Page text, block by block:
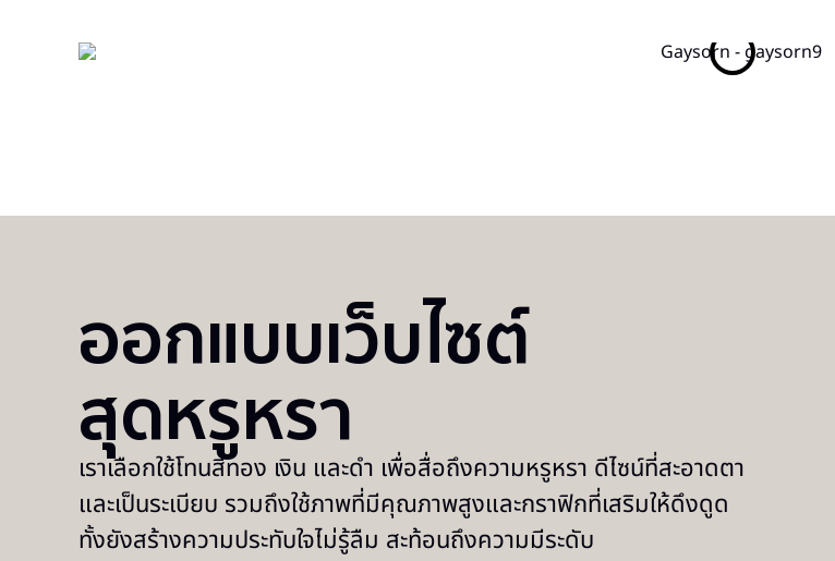
ออกแบบเว็บไซต์
สุดหรูหรา
เราเลือกใช้โทนสีทอง เงิน และดำ เพื่อสื่อถึงความหรูหรา ดีไซน์ที่สะอาดตา
และเป็นระเบียบ รวมถึงใช้ภาพที่มีคุณภาพสูงและกราฟิกที่เสริมให้ดึงดูด
ทั้งยังสร้างความประทับใจไม่รู้ลืม สะท้อนถึงความมีระดับ